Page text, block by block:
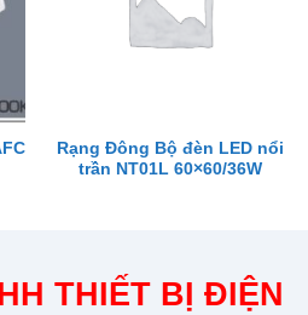
Rạng Đông Bộ đèn LED nổi
trần NT01L 60×60/36W
THIẾT BỊ ĐIỆN